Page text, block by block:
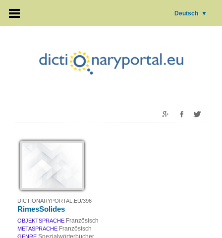
Deutsch ▼
DICTIONARYPORTAL.EU/396
RimesSolides
OBJEKTSPRACHE Französisch
METASPRACHE Französisch
GENRE Spezialwörterbücher